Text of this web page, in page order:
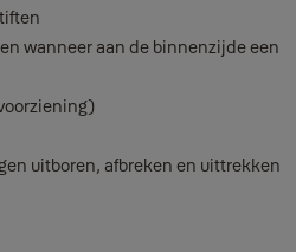
wanneer aan de binnenzijde een
uitboren, afbreken en uittrekken